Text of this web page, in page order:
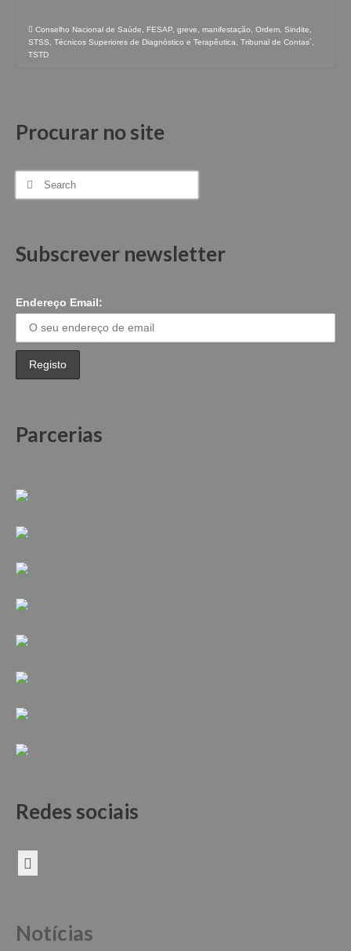
Conselho Nacional de Saúde FESAP greve manifestação Ordem Sindite
STSS
Técnicos Superiores de Diagnóstico e Terapêutica Tribunal de Contas´
TSTD
Procurar no site
Search
for:
Subscrever newsletter
Endereço Email:
Parcerias
Redes sociais
Notícias